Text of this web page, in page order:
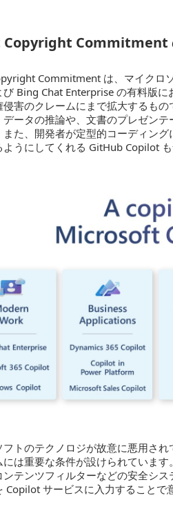
Copyright Commitment
Commitment は、マイクロ
び Bing Chat Enterprise の有料版
侵害のクレームにまで拡大するも
データの推論や、文書のプレゼン
また、開発者が定型的コーディン
ようにしてくれる GitHub Copilot も
フトのテクノロジが故意に悪用さ
には重要な条件が設けられていま
ンテンツフィルターなどの安全シ
Copilot サービスに入力することで